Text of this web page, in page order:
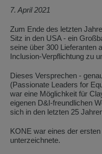
7. April 2021
Zum Ende des letzten
Sitz in den USA - ein
seine über 300 Lieferanten
Inclusion-Verpflichtung zu
Dieses Versprechen -
(Passionate Leaders for
war eine Möglichkeit für
eigenen D&I-freundlichen
sich in den letzten 25
KONE war eines der
unterzeichnete.